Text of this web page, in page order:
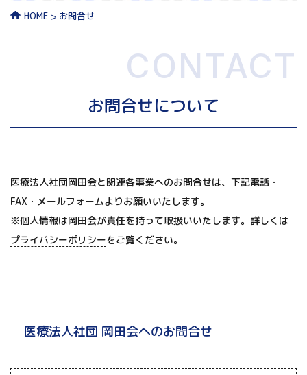
HOME お問合せ
CONTACT
お問合せについて
医療法人社団岡田会と関連各事業へのお問合せは、下記電話・
FAX・メールフォームよりお願いいたします。
※個人情報は岡田会が責任を持って取扱いいたします。詳しくは
プライバシーポリシーをご覧ください。
医療法人社団 岡田会へのお問合せ